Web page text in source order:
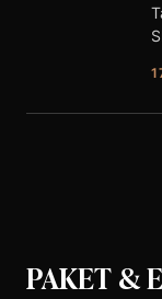
PAKET &